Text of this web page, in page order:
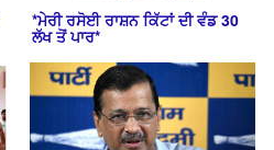
*ਮੇਰੀ ਰਸੋਈ ਰਾਸ਼ਨ ਕਿੱਟਾਂ ਦੀ ਵੰਡ 30
ਲੱਖ ਤੋਂ ਪਾਰ*